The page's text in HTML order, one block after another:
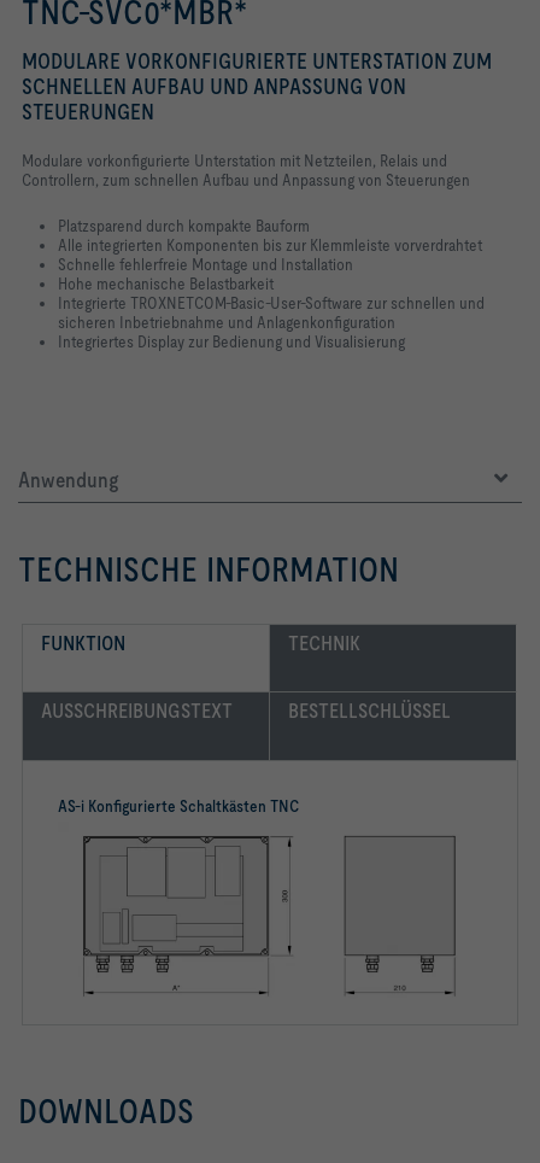
TNC-SVC0*MBR*
MODULARE VORKONFIGURIERTE UNTERSTATION ZUM
SCHNELLEN AUFBAU UND ANPASSUNG VON
STEUERUNGEN
Modulare vorkonfigurierte Unterstation mit Netzteilen, Relais und
Controllern, zum schnellen Aufbau und Anpassung von Steuerungen
Platzsparend durch kompakte Bauform
Alle integrierten Komponenten bis zur Klemmleiste vorverdrahtet
Schnelle fehlerfreie Montage und Installation
Hohe mechanische Belastbarkeit
Integrierte TROXNETCOM-Basic-User-Software zur schnellen und
sicheren Inbetriebnahme und Anlagenkonfiguration
Integriertes Display zur Bedienung und Visualisierung
Anwendung
TECHNISCHE INFORMATION
FUNKTION TECHNIK
AUSSCHREIBUNGSTEXT BESTELLSCHLÜSSEL
AS-i Konfigurierte Schaltkästen TNC
DOWNLOADS